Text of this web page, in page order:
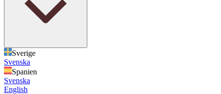
Sverige
Svenska
Spanien
Svenska
English